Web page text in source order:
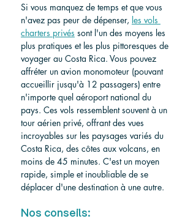
Si vous manquez de temps et que vous
n'avez pas peur de dépenser, les vols
charters privés sont l'un des moyens les
plus pratiques et les plus pittoresques de
voyager au Costa Rica. Vous pouvez
affréter un avion monomoteur (pouvant
accueillir jusqu'à 12 passagers) entre
n'importe quel aéroport national du
pays. Ces vols ressemblent souvent à un
tour aérien privé, offrant des vues
incroyables sur les paysages variés du
Costa Rica, des côtes aux volcans, en
moins de 45 minutes. C'est un moyen
rapide, simple et inoubliable de se
déplacer d'une destination à une autre.
Nos conseils: